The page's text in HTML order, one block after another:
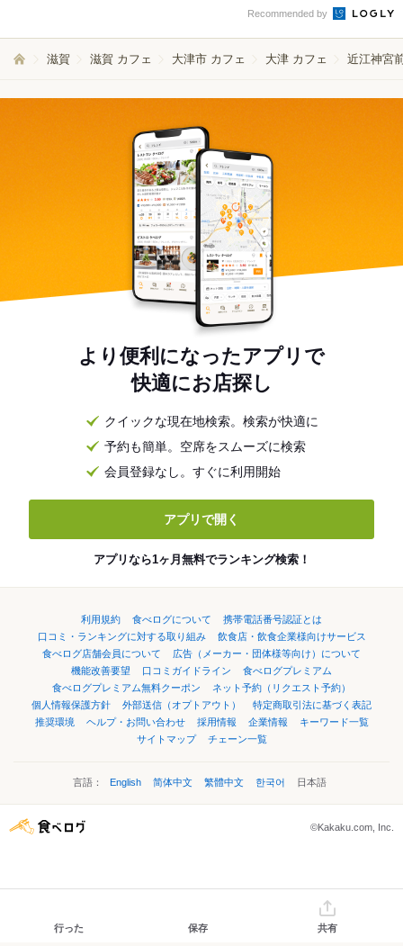
Recommended by
滋賀 滋賀 カフェ 大津市 カフェ 大津 カフェ 近江神宮
より便利になったアプリで
快適にお店探し
クイックな現在地検索。検索が快適に
予約も簡単。空席をスムーズに検索
会員登録なし。すぐに利用開始
アプリで開く
アプリなら1ヶ月無料でランキング検索！
利用規約 食べログについて
携帯電話番号認証とは
口コミ・ランキングに対する取り組み
飲食店・飲食企業様向けサービス
食べログ店舗会員について
広告（メーカー・団体様等向け）について
機能改善要望
口コミガイドライン
食べログプレミアム
食べログプレミアム無料クーポン
ネット予約（リクエスト予約）
個人情報保護方針
外部送信（オプトアウト）
特定商取引法に基づく表記
推奨環境
ヘルプ・お問い合わせ 採用情報 企業情報
キーワード一覧
サイトマップ
チェーン一覧
言語： English 简体中文 繁體中文 한국어 日本語
©Kakaku.com, Inc.
行った 保存 共有